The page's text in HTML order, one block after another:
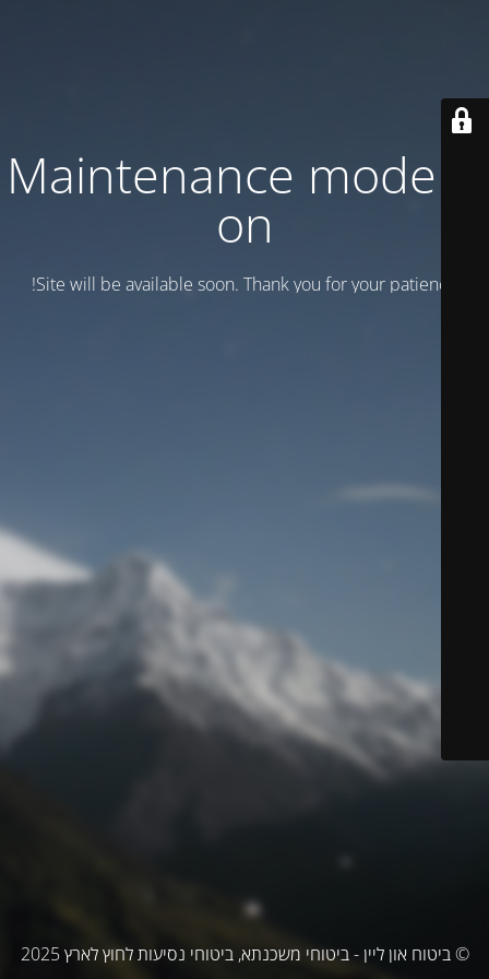
Maintenance mode is
on
Site will be available soon. Thank you for your patience!
© ביטוח און ליין - ביטוחי משכנתא, ביטוחי נסיעות לחוץ לארץ 2025